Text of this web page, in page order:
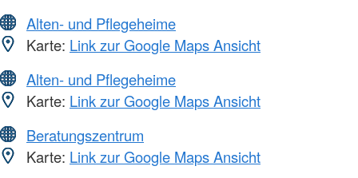
Alten- und Pflegeheime
Karte: Link zur Google Maps Ansicht
Alten- und Pflegeheime
Karte: Link zur Google Maps Ansicht
Beratungszentrum
Karte: Link zur Google Maps Ansicht